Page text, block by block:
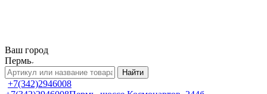
Ваш город
Пермь
Найти
+7(342)2946008